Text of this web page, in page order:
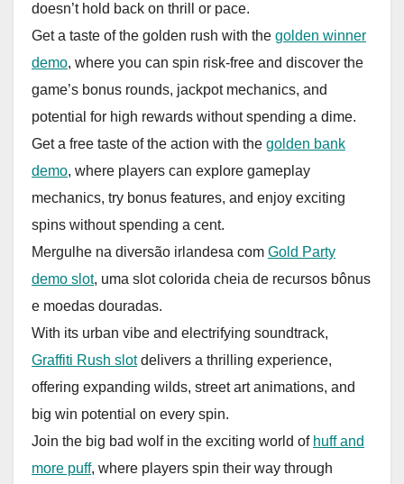
doesn’t hold back on thrill or pace.
Get a taste of the golden rush with the golden winner
demo, where you can spin risk-free and discover the
game’s bonus rounds, jackpot mechanics, and
potential for high rewards without spending a dime.
Get a free taste of the action with the golden bank
demo, where players can explore gameplay
mechanics, try bonus features, and enjoy exciting
spins without spending a cent.
Mergulhe na diversão irlandesa com Gold Party
demo slot, uma slot colorida cheia de recursos bônus
e moedas douradas.
With its urban vibe and electrifying soundtrack,
Graffiti Rush slotdelivers a thrilling experience,
offering expanding wilds, street art animations, and
big win potential on every spin.
Join the big bad wolf in the exciting world of huff and
more puff, where players spin their way through